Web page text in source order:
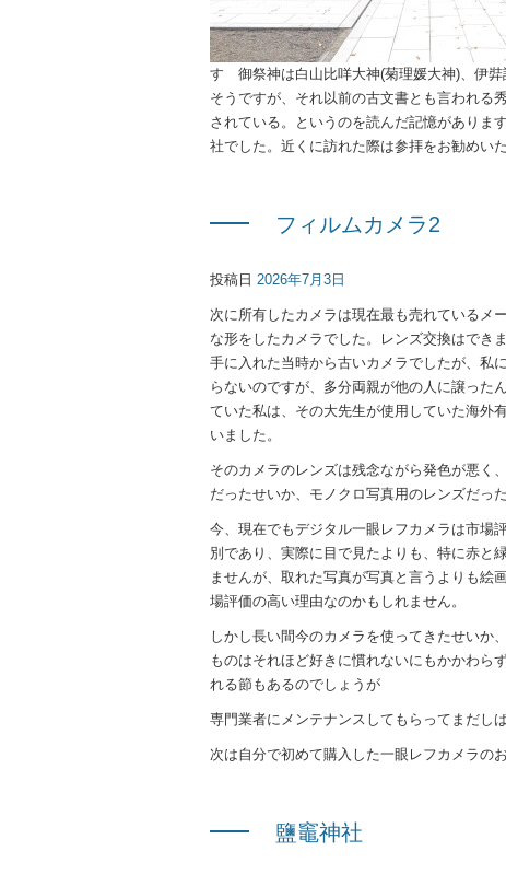
す 御祭神は白山比咩大神(菊理媛大神)、伊
そうですが、それ以前の古文書とも言われる
されている。というのを読んだ記憶がありま
社でした。近くに訪れた際は参拝をお勧め
フィルムカメラ2
投稿日 2026年7月3日
次に所有したカメラは現在最も売れているメ
な形をしたカメラでした。レンズ交換はでき
手に入れた当時から古いカメラでしたが、私
らないのですが、多分両親が他の人に譲った
ていた私は、その大先生が使用していた海外
いました。
そのカメラのレンズは残念ながら発色が悪く
だったせいか、モノクロ写真用のレンズだっ
今、現在でもデジタル一眼レフカメラは市場
別であり、実際に目で見たよりも、特に赤と
ませんが、取れた写真が写真と言うよりも絵
場評価の高い理由なのかもしれません。
しかし長い間今のカメラを使ってきたせいか
ものはそれほど好きに慣れないにもかかわら
れる節もあるのでしょうが
専門業者にメンテナンスしてもらってまだし
次は自分で初めて購入した一眼レフカメラの
鹽竈神社